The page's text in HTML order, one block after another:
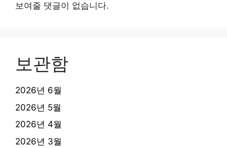
보여줄 댓글이 없습니다.
보관함
2026년 6월
2026년 5월
2026년 4월
2026년 3월